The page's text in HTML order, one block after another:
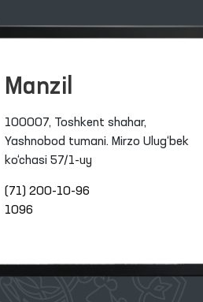
Manzil
100007, Toshkent shahar,
Yashnobod tumani. Mirzo Ulug‘bek
ko‘chasi 57/1-uy
(71) 200-10-96
1096